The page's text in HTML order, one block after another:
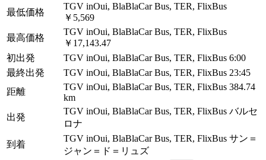
最低価格
TGV inOui, BlaBlaCar Bus, TER, FlixBus
￥5,569
最高価格
TGV inOui, BlaBlaCar Bus, TER, FlixBus
￥17,143.47
初出発
TGV inOui, BlaBlaCar Bus, TER, FlixBus 6:00
最終出発
TGV inOui, BlaBlaCar Bus, TER, FlixBus 23:45
距離
TGV inOui, BlaBlaCar Bus, TER, FlixBus 384.74
km
出発
TGV inOui, BlaBlaCar Bus, TER, FlixBus バルセ
ロナ
到着
TGV inOui, BlaBlaCar Bus, TER, FlixBus サン＝
ジャン＝ド＝リュズ